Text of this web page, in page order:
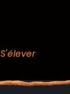
S'élever